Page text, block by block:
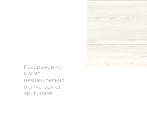
Популярные товары
Изображение
может
незначительно
отличаться от
оригинала